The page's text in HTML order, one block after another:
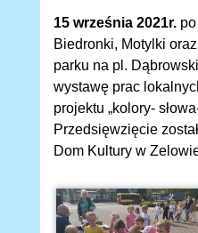
15 września 2021r.
Biedronki, Motylki
parku na pl.
wystawę prac
projektu „kolory-
Przedsięwzięcie
Dom Kultury w